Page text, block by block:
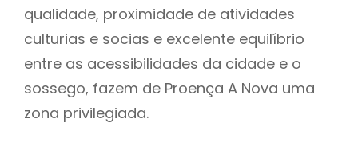
qualidade, proximidade de atividades
culturias e socias e excelente equilíbrio
entre as acessibilidades da cidade e o
sossego, fazem de Proença A Nova uma
zona privilegiada.